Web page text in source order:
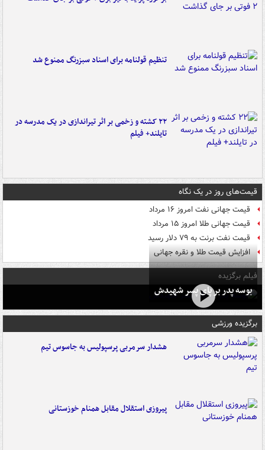
تنظیم قولنامه برای اسناد سبزرنگ ممنوع شد
۲۲ کشته و زخمی بر اثر تیراندازی در یک مدرسه در
تایلند+ فیلم
قیمت‌های روز در یک نگاه
قیمت جهانی نفت امروز ۱۶ مرداد
قیمت جهانی طلا امروز ۱۵ مرداد
قیمت نفت برنت به ۷۹ دلار رسید
افزایش قیمت طلا و نقره جهانی
فیلم برگزیده
بوسه‌ پدر بر پای پسر شهیدش
برگزیده ورزشی
هشدار سرمربی پرسپولیس به جاسوس تیم
پیروزی استقلال مقابل همنام خوزستانی